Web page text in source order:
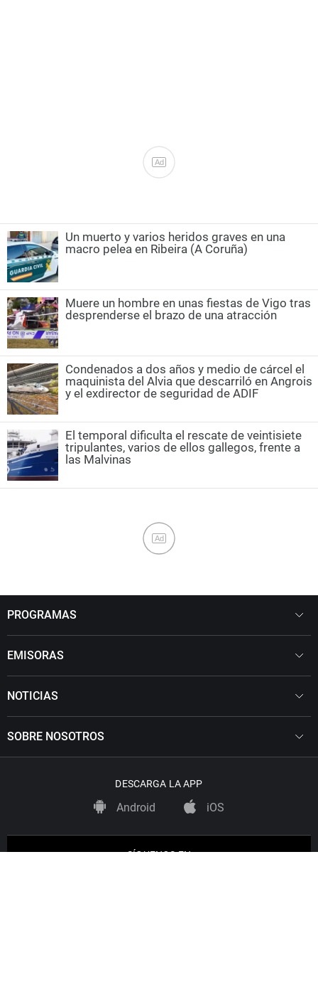
Ad
Un muerto y varios heridos graves en una
macro pelea en Ribeira (A Coruña)
Muere un hombre en unas fiestas de Vigo tras
desprenderse el brazo de una atracción
Condenados a dos años y medio de cárcel el
maquinista del Alvia que descarriló en Angrois
y el exdirector de seguridad de ADIF
El temporal dificulta el rescate de veintisiete
tripulantes, varios de ellos gallegos, frente a
las Malvinas
Ad
PROGRAMAS
EMISORAS
NOTICIAS
SOBRE NOSOTROS
DESCARGA LA APP
Android iOS
SÍGUENOS EN